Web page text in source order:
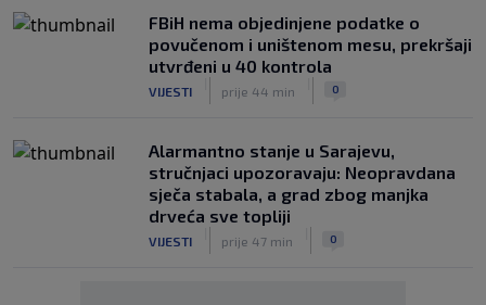
FBiH nema objedinjene podatke o
povučenom i uništenom mesu, prekršaji
utvrđeni u 40 kontrola
VIJESTI prije 44 min 0
Alarmantno stanje u Sarajevu,
stručnjaci upozoravaju: Neopravdana
sječa stabala, a grad zbog manjka
drveća sve topliji
VIJESTI prije 47 min 0